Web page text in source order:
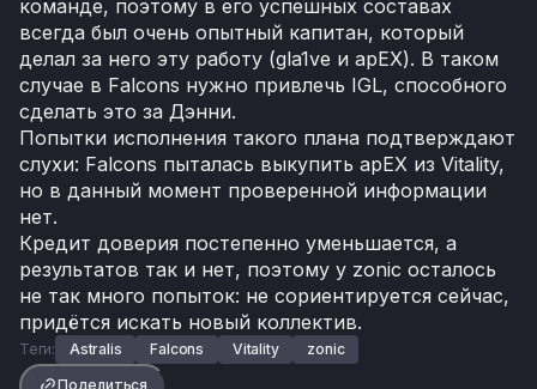
команде, поэтому в его успешных составах
всегда был очень опытный капитан, который
делал за него эту работу (gla1ve и apEX). В таком
случае в Falcons нужно привлечь IGL, способного
сделать это за Дэнни.
Попытки исполнения такого плана подтверждают
слухи: Falcons пыталась выкупить apEX из Vitality,
но в данный момент проверенной информации
нет.
Кредит доверия постепенно уменьшается, а
результатов так и нет, поэтому у zonic осталось
не так много попыток: не сориентируется сейчас,
придётся искать новый коллектив.
Теги: Astralis Falcons Vitality
zonic
Поделиться